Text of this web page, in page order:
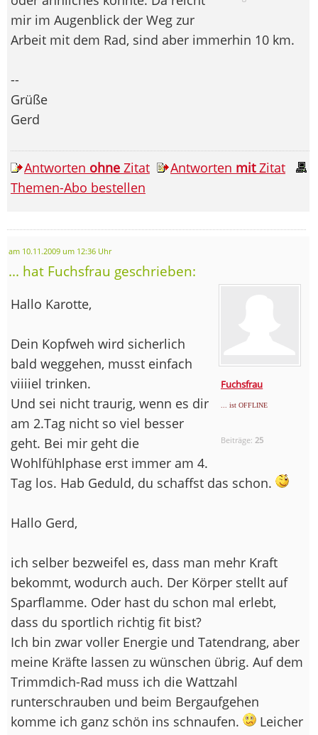
mir im Augenblick der Weg zur
Arbeit mit dem Rad, sind aber immerhin 10 km.
--
Grüße
Gerd
Antworten ohne Zitat Antworten mitZitat
Themen-Abo bestellen
am 10.11.2009 um 12:36 Uhr
... hat Fuchsfrau geschrieben:
Fuchsfrau
... ist OFFLINE
Beiträge: 25
Hallo Karotte,
Dein Kopfweh wird sicherlich
bald weggehen, musst einfach
viiiiel trinken.
Und sei nicht traurig, wenn es dir
am 2.Tag nicht so viel besser
geht. Bei mir geht die
Wohlfühlphase erst immer am 4.
Tag los. Hab Geduld, du schaffst das schon.
Hallo Gerd,
ich selber bezweifel es, dass man mehr Kraft
bekommt, wodurch auch. Der Körper stellt auf
Sparflamme. Oder hast du schon mal erlebt,
dass du sportlich richtig fit bist?
Ich bin zwar voller Energie und Tatendrang, aber
meine Kräfte lassen zu wünschen übrig. Auf dem
Trimmdich-Rad muss ich die Wattzahl
runterschrauben und beim Bergaufgehen
komme ich ganz schön ins schnaufen.
Leicher